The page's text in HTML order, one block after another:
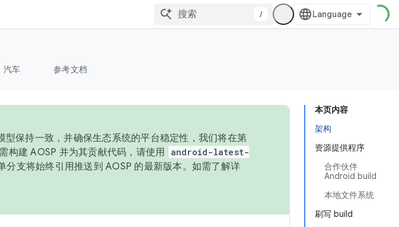
/
汽车 参考文档
本页内容
架构
资源提供程序
合作伙伴
Android build
本地文件系统
刷写 build
保持一致，并确保生态系统的平台稳定性，我们将在第
构建 AOSP 并为其贡献代码，请使用
android-latest-
分支将始终引用推送到 AOSP 的最新版本。如需了解详